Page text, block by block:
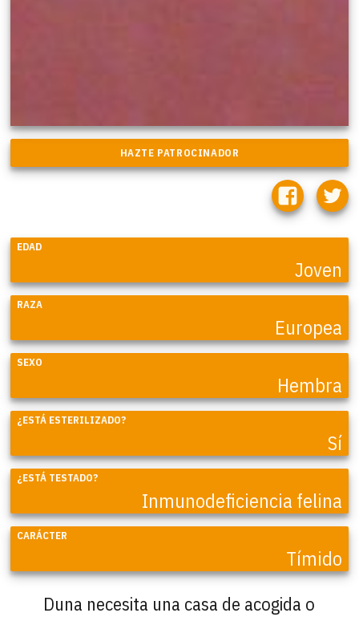
EDAD
Joven
RAZA
Europea
SEXO
Hembra
¿ESTÁ ESTERILIZADO?
Sí
¿ESTÁ TESTADO?
Inmunodeficiencia felina
CARÁCTER
Tímido
Duna necesita una casa de acogida o